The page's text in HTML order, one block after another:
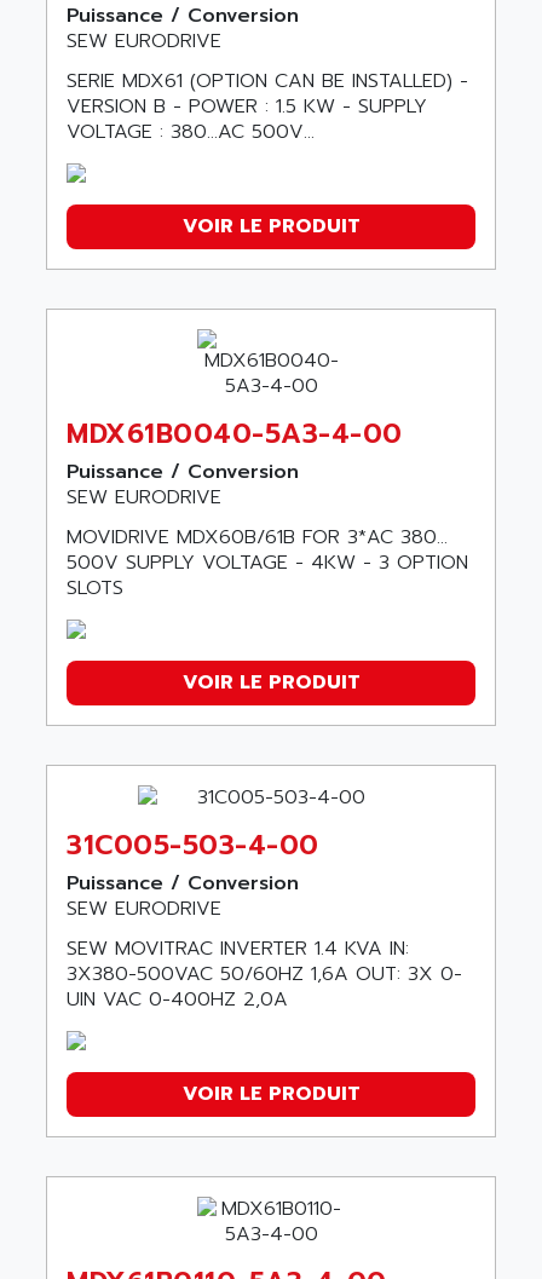
Puissance / Conversion
SEW EURODRIVE
SERIE MDX61 (OPTION CAN BE INSTALLED) -
VERSION B - POWER : 1.5 KW - SUPPLY
VOLTAGE : 380…AC 500V...
VOIR LE PRODUIT
MDX61B0040-5A3-4-00
Puissance / Conversion
SEW EURODRIVE
MOVIDRIVE MDX60B/61B FOR 3*AC 380…
500V SUPPLY VOLTAGE - 4KW - 3 OPTION
SLOTS
VOIR LE PRODUIT
31C005-503-4-00
Puissance / Conversion
SEW EURODRIVE
SEW MOVITRAC INVERTER 1.4 KVA IN:
3X380-500VAC 50/60HZ 1,6A OUT: 3X 0-
UIN VAC 0-400HZ 2,0A
VOIR LE PRODUIT